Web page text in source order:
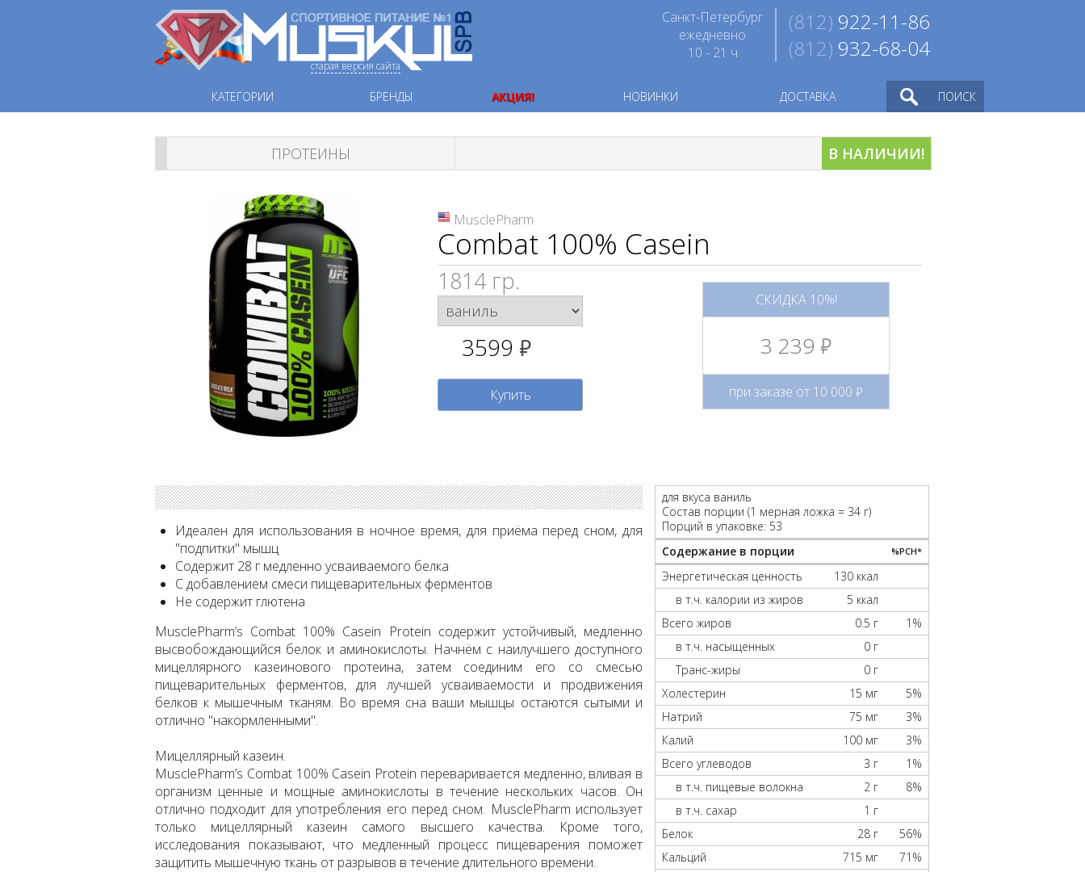
старая версия сайта
(812) 922-11-86
(812) 932-68-04
Санкт-Петербург
ежедневно
10 - 21 ч
КАТЕГОРИИ БРЕНДЫ АКЦИЯ! НОВИНКИ ДОСТАВКА ПОИСК
ПРОТЕИНЫ В НАЛИЧИИ!
MusclePharm
Combat 100% Casein
1814 гр.
3599 руб.
Купить
СКИДКА 10%!
3 239 руб.
при заказе от 10 000 руб.
Идеален для использования в ночное время, для приёма перед сном, для
"подпитки" мышц
Содержит 28 г медленно усваиваемого белка
С добавлением смеси пищеварительных ферментов
Не содержит глютена
MusclePharm’s Combat 100% Casein Protein содержит устойчивый, медленно
высвобождающийся белок и аминокислоты. Начнём с наилучшего доступного
мицеллярного казеинового протеина, затем соединим его со смесью
пищеварительных ферментов, для лучшей усваиваемости и продвижения
белков к мышечным тканям. Во время сна ваши мышцы остаются сытыми и
отлично "накормленными".
Мицеллярный казеин.
MusclePharm’s Combat 100% Casein Protein переваривается медленно, вливая в
организм ценные и мощные аминокислоты в течение нескольких часов. Он
отлично подходит для употребления его перед сном. MusclePharm использует
только мицеллярный казеин самого высшего качества. Кроме того,
исследования показывают, что медленный процесс пищеварения поможет
защитить мышечную ткань от разрывов в течение длительного времени.
для вкуса ваниль
Состав порции (1 мерная ложка = 34 г)
Порций в упаковке: 53
Содержание в порции
%РСН*
Энергетическая ценность
130 ккал
в т.ч. калории из жиров
5 ккал
Всего жиров
0.5 г
1%
в т.ч. насыщенных
0 г
Транс-жиры
0 г
Холестерин
15 мг
5%
Натрий
75 мг
3%
Калий
100 мг
3%
Всего углеводов
3 г
1%
в т.ч. пищевые волокна
2 г
8%
в т.ч. сахар
1 г
Белок
28 г
56%
Кальций
715 мг
71%